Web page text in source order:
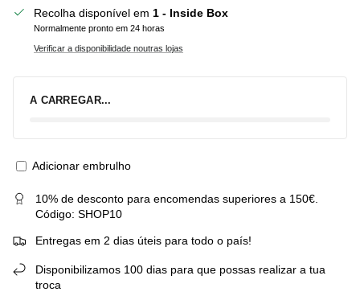
Recolha disponível em 1 - Inside Box
Normalmente pronto em 24 horas
Verificar a disponibilidade noutras lojas
A CARREGAR...
Adicionar embrulho
10% de desconto para encomendas superiores a 150€.
Código: SHOP10
Entregas em 2 dias úteis para todo o país!
Disponibilizamos 100 dias para que possas realizar a tua
troca